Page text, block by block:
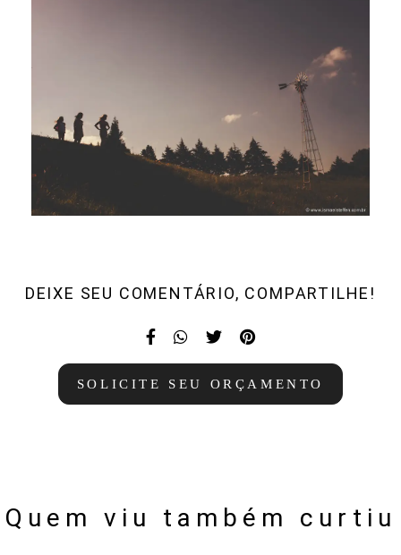
DEIXE SEU COMENTÁRIO, COMPARTILHE!
SOLICITE SEU ORÇAMENTO
Quem viu também curtiu